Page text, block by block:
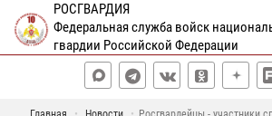
РОСГВАРДИЯ
Федеральная служба войск
гвардии Российской Федерации